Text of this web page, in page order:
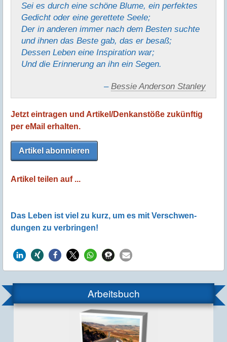
Sei es durch eine schöne Blume, ein perfektes
Gedicht oder eine gerettete Seele;
Der in anderen immer nach dem Besten suchte
und ihnen das Beste gab, das er besaß;
Dessen Leben eine Inspiration war;
Und die Erinnerung an ihn ein Segen.
– Bessie Anderson Stanley
Jetzt eintragen und Artikel/Denkanstöße zukünftig
per eMail erhalten.
Artikel abonnieren
Artikel teilen auf ...
Das Leben ist viel zu kurz, um es mit Verschwen­
dungen zu verbringen!
Arbeitsbuch